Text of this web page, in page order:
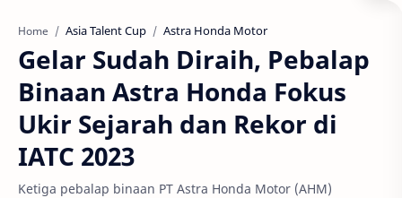
Home Asia Talent Cup Astra Honda Motor
Gelar Sudah Diraih, Pebalap
Binaan Astra Honda Fokus
Ukir Sejarah dan Rekor di
IATC 2023
Ketiga pebalap binaan PT Astra Honda Motor (AHM)